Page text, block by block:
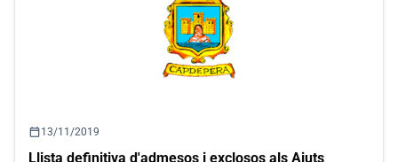
calendar_today13/11/2019
Llista definitiva d'admesos i exclosos als Ajuts